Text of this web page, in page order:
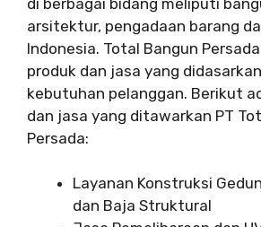
arsitektur, pengadaan barang
Indonesia. Total Bangun
produk dan jasa yang
kebutuhan pelanggan. Berikut
dan jasa yang ditawarkan PT
Persada:
Layanan Konstruksi
dan Baja Struktural